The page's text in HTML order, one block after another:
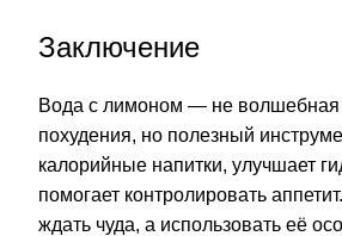
Заключение
Вода с лимоном — не волшебная
похудения, но полезный
калорийные напитки, улучшает
помогает контролировать
ждать чуда, а использовать её